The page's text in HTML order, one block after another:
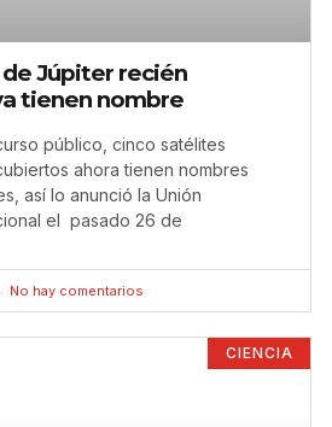
de Júpiter recién
tienen nombre
público, cinco satélites
ahora tienen nombres
así lo anunció la Unión
el pasado 26 de
No hay comentarios
CIENCIA